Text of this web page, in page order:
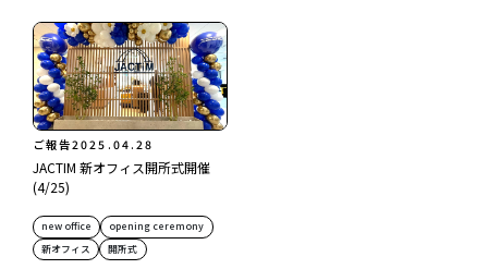
ご報告2025.04.28
JACTIM 新オフィス開所式開催
(4/25)
new office
opening ceremony
新オフィス
開所式